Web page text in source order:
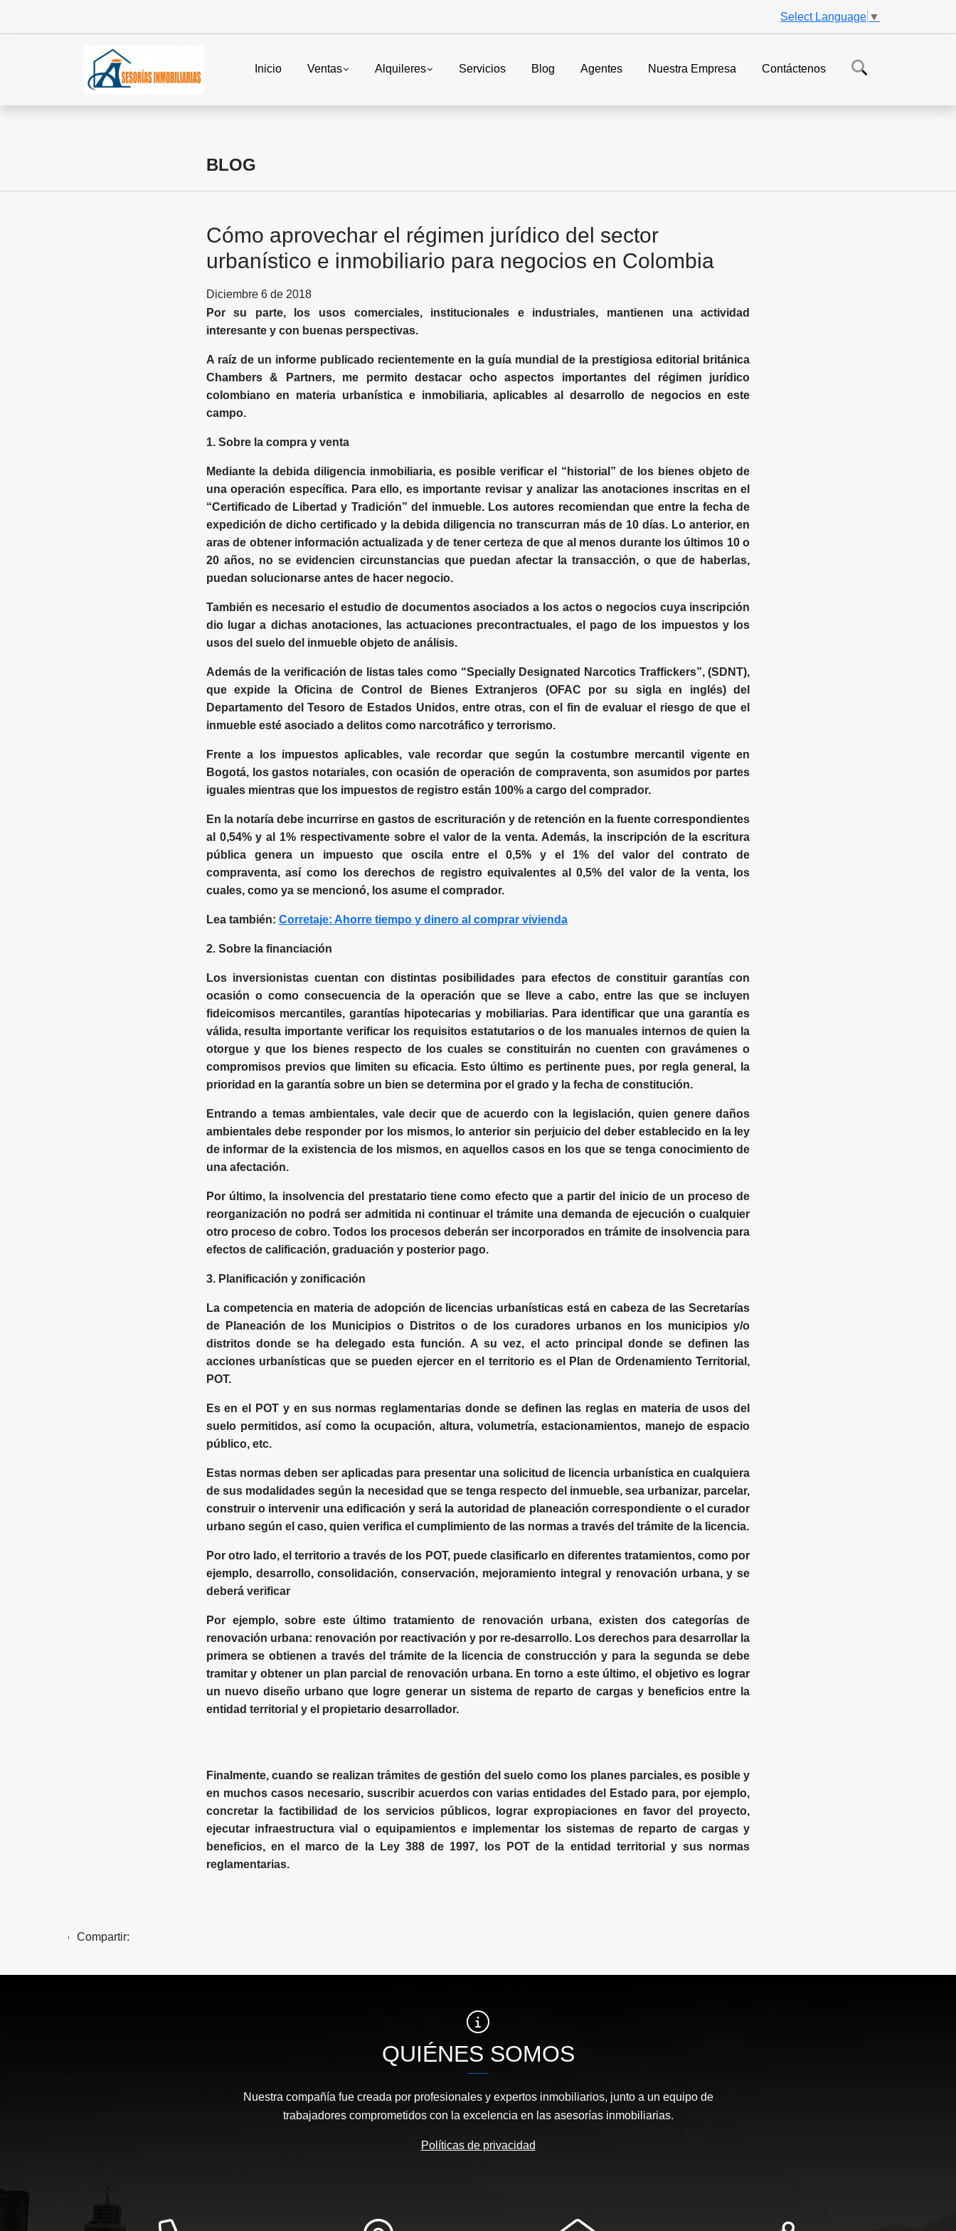
Select Language ▼
Inicio Ventas Alquileres Servicios Blog Agentes Nuestra Empresa Contáctenos
BLOG
Cómo aprovechar el régimen jurídico del sector
urbanístico e inmobiliario para negocios en Colombia
Diciembre 6 de 2018
Por su parte, los usos comerciales, institucionales e industriales, mantienen una actividad
interesante y con buenas perspectivas.
A raíz de un informe publicado recientemente en la guía mundial de la prestigiosa editorial británica
Chambers & Partners, me permito destacar ocho aspectos importantes del régimen jurídico
colombiano en materia urbanística e inmobiliaria, aplicables al desarrollo de negocios en este
campo.
1. Sobre la compra y venta
Mediante la debida diligencia inmobiliaria, es posible verificar el “historial” de los bienes objeto de
una operación específica. Para ello, es importante revisar y analizar las anotaciones inscritas en el
“Certificado de Libertad y Tradición” del inmueble. Los autores recomiendan que entre la fecha de
expedición de dicho certificado y la debida diligencia no transcurran más de 10 días. Lo anterior, en
aras de obtener información actualizada y de tener certeza de que al menos durante los últimos 10 o
20 años, no se evidencien circunstancias que puedan afectar la transacción, o que de haberlas,
puedan solucionarse antes de hacer negocio.
También es necesario el estudio de documentos asociados a los actos o negocios cuya inscripción
dio lugar a dichas anotaciones, las actuaciones precontractuales, el pago de los impuestos y los
usos del suelo del inmueble objeto de análisis.
Además de la verificación de listas tales como “Specially Designated Narcotics Traffickers”, (SDNT),
que expide la Oficina de Control de Bienes Extranjeros (OFAC por su sigla en inglés) del
Departamento del Tesoro de Estados Unidos, entre otras, con el fin de evaluar el riesgo de que el
inmueble esté asociado a delitos como narcotráfico y terrorismo.
Frente a los impuestos aplicables, vale recordar que según la costumbre mercantil vigente en
Bogotá, los gastos notariales, con ocasión de operación de compraventa, son asumidos por partes
iguales mientras que los impuestos de registro están 100% a cargo del comprador.
En la notaría debe incurrirse en gastos de escrituración y de retención en la fuente correspondientes
al 0,54% y al 1% respectivamente sobre el valor de la venta. Además, la inscripción de la escritura
pública genera un impuesto que oscila entre el 0,5% y el 1% del valor del contrato de
compraventa, así como los derechos de registro equivalentes al 0,5% del valor de la venta, los
cuales, como ya se mencionó, los asume el comprador.
Lea también: Corretaje: Ahorre tiempo y dinero al comprar vivienda
2. Sobre la financiación
Los inversionistas cuentan con distintas posibilidades para efectos de constituir garantías con
ocasión o como consecuencia de la operación que se lleve a cabo, entre las que se incluyen
fideicomisos mercantiles, garantías hipotecarias y mobiliarias. Para identificar que una garantía es
válida, resulta importante verificar los requisitos estatutarios o de los manuales internos de quien la
otorgue y que los bienes respecto de los cuales se constituirán no cuenten con gravámenes o
compromisos previos que limiten su eficacia. Esto último es pertinente pues, por regla general, la
prioridad en la garantía sobre un bien se determina por el grado y la fecha de constitución.
Entrando a temas ambientales, vale decir que de acuerdo con la legislación, quien genere daños
ambientales debe responder por los mismos, lo anterior sin perjuicio del deber establecido en la ley
de informar de la existencia de los mismos, en aquellos casos en los que se tenga conocimiento de
una afectación.
Por último, la insolvencia del prestatario tiene como efecto que a partir del inicio de un proceso de
reorganización no podrá ser admitida ni continuar el trámite una demanda de ejecución o cualquier
otro proceso de cobro. Todos los procesos deberán ser incorporados en trámite de insolvencia para
efectos de calificación, graduación y posterior pago.
3. Planificación y zonificación
La competencia en materia de adopción de licencias urbanísticas está en cabeza de las Secretarías
de Planeación de los Municipios o Distritos o de los curadores urbanos en los municipios y/o
distritos donde se ha delegado esta función. A su vez, el acto principal donde se definen las
acciones urbanísticas que se pueden ejercer en el territorio es el Plan de Ordenamiento Territorial,
POT.
Es en el POT y en sus normas reglamentarias donde se definen las reglas en materia de usos del
suelo permitidos, así como la ocupación, altura, volumetría, estacionamientos, manejo de espacio
público, etc.
Estas normas deben ser aplicadas para presentar una solicitud de licencia urbanística en cualquiera
de sus modalidades según la necesidad que se tenga respecto del inmueble, sea urbanizar, parcelar,
construir o intervenir una edificación y será la autoridad de planeación correspondiente o el curador
urbano según el caso, quien verifica el cumplimiento de las normas a través del trámite de la licencia.
Por otro lado, el territorio a través de los POT, puede clasificarlo en diferentes tratamientos, como por
ejemplo, desarrollo, consolidación, conservación, mejoramiento integral y renovación urbana, y se
deberá verificar
Por ejemplo, sobre este último tratamiento de renovación urbana, existen dos categorías de
renovación urbana: renovación por reactivación y por re-desarrollo. Los derechos para desarrollar la
primera se obtienen a través del trámite de la licencia de construcción y para la segunda se debe
tramitar y obtener un plan parcial de renovación urbana. En torno a este último, el objetivo es lograr
un nuevo diseño urbano que logre generar un sistema de reparto de cargas y beneficios entre la
entidad territorial y el propietario desarrollador.
Finalmente, cuando se realizan trámites de gestión del suelo como los planes parciales, es posible y
en muchos casos necesario, suscribir acuerdos con varias entidades del Estado para, por ejemplo,
concretar la factibilidad de los servicios públicos, lograr expropiaciones en favor del proyecto,
ejecutar infraestructura vial o equipamientos e implementar los sistemas de reparto de cargas y
beneficios, en el marco de la Ley 388 de 1997, los POT de la entidad territorial y sus normas
reglamentarias.
Compartir:
QUIÉNES SOMOS
Nuestra compañía fue creada por profesionales y expertos inmobiliarios, junto a un equipo de
trabajadores comprometidos con la excelencia en las asesorías inmobiliarias.
Políticas de privacidad